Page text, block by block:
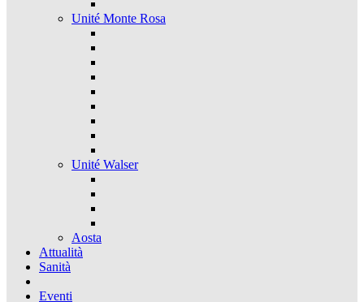
Unité Monte Rosa
Unité Walser
Aosta
Attualità
Sanità
Eventi